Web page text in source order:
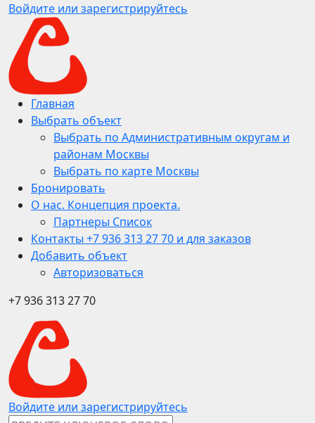
Войдите или зарегистрируйтесь
Главная
Выбрать объект
Выбрать по Административным округам и
районам Москвы
Выбрать по карте Москвы
Бронировать
О нас. Концепция проекта.
Партнеры Список
Контакты +7 936 313 27 70 и для заказов
Добавить объект
Авторизоваться
+7 936 313 27 70
Войдите или зарегистрируйтесь